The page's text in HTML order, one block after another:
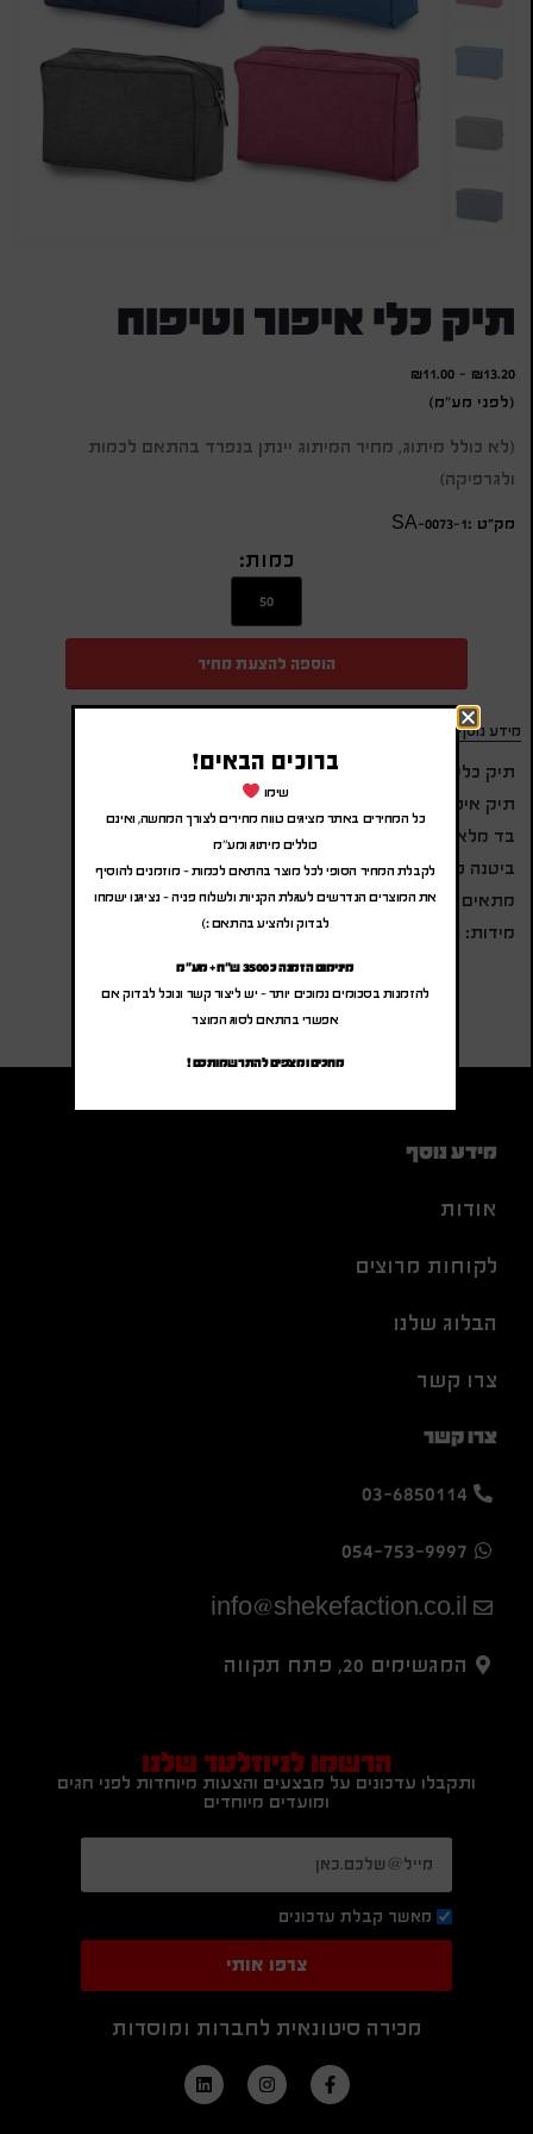
תיק כלי איפור וטיפוח
₪13.20
-
₪11.00
(לפני מע"מ)
(לא כולל מיתוג, מחיר המיתוג יינתן בנפרד בהתאם לכמות
ולגרפיקה)
מק״ט :SA-0073-1
כמות:
הוספה להצעת מחיר
מידע נוסף
תיק כלי איפור וטיפוח
תיק איפור
בד מלאנז
ביטנה פנימית
מתאים לכלי איפור, טיפוח, יופי, קלמר
מידות: 5.5*10.0*17.0 ס”מ
מידע נוסף
אודות
לקוחות מרוצים
הבלוג שלנו
צרו קשר
צרו קשר
03-6850114
054-753-9997
info@shekefaction.co.il
המגשימים 20, פתח תקווה
הרשמו לניוזלטר שלנו
ותקבלו עדכונים על מבצעים והצעות מיוחדות לפני חגים
ומועדים מיוחדים
מאשר קבלת עדכונים
צרפו אותי
מכירה סיטונאית לחברות ומוסדות
ברוכים הבאים!
שימו
כל המחירים באתר מציגים טווח מחירים לצורך המחשה, ואינם
כוללים מיתוג ומע"מ
לקבלת המחיר הסופי לכל מוצר בהתאם לכמות – מוזמנים להוסיף
את המוצרים הנדרשים לעגלת הקניות ולשלוח פניה – נציגנו ישמחו
לבדוק ולהציע בהתאם :)
מינימום הזמנה כ 3500 ש"ח + מע"מ
להזמנות בסכומים נמוכים יותר – יש ליצור קשר ונוכל לבדוק אם
אפשרי בהתאם לסוג המוצר
מחכים ומצפים להתרשמותכם !